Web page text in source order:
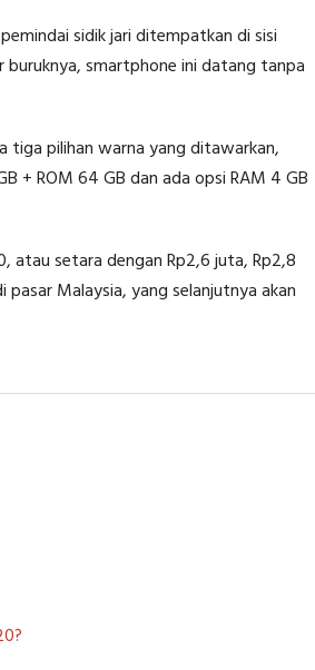
sidik jari ditempatkan di sisi
buruknya, smartphone ini datang tanpa
tiga pilihan warna yang ditawarkan,
+ ROM 64 GB dan ada opsi RAM 4 GB
atau setara dengan Rp2,6 juta, Rp2,8
pasar Malaysia, yang selanjutnya akan